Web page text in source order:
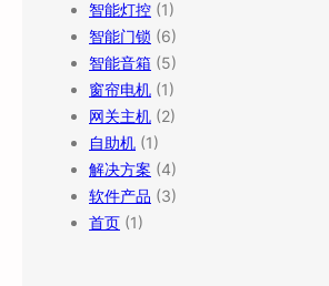
智能灯控 (1)
智能门锁 (6)
智能音箱 (5)
窗帘电机 (1)
网关主机 (2)
自助机 (1)
解决方案 (4)
软件产品 (3)
首页 (1)